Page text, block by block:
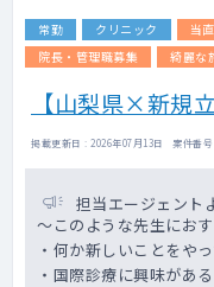
常勤 クリニック 当
院長・管理職募集
綺麗な
【山梨県×新規
掲載更新日 : 2026年07月13日 案件番
担当エージェント
～このような先生にお
・何か新しいことをや
・国際診療に興味がある